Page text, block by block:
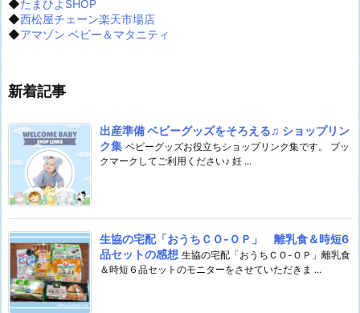
◆たまひよSHOP
◆西松屋チェーン楽天市場店
◆アマゾン ベビー＆マタニティ
新着記事
出産準備 ベビーグッズをそろえる♫ ショップリン
ク集 ベビーグッズお役立ちショップリンク集です。 ブッ
クマークしてご利用ください♪ 妊 ...
生協の宅配「おうちＣＯ-ＯＰ」 離乳食＆時短6
品セットの感想 生協の宅配「おうちＣＯ-ＯＰ」離乳食
＆時短６品セットのモニターをさせていただきま ...